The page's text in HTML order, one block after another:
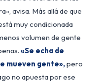
avisa. Más allá de que
muy condicionada
volumen de gente
«Se echa de
mueven gente»,pero
no apuesta por ese